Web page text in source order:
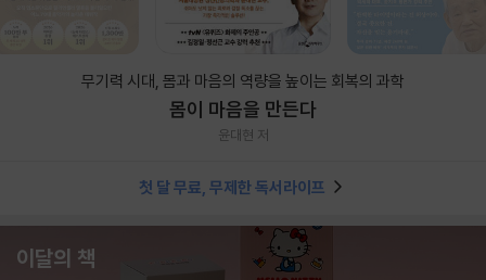
무기력 시대, 몸과 마음의 역량을 높이는 회복의 과학
몸이 마음을 만든다
윤대현 저
첫 달 무료, 무제한 독서라이프
이달의 책